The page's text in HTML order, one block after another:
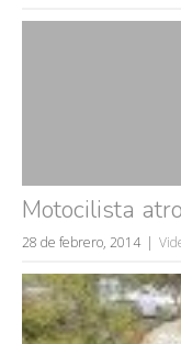
Motocilista
28 de febrero, 2014